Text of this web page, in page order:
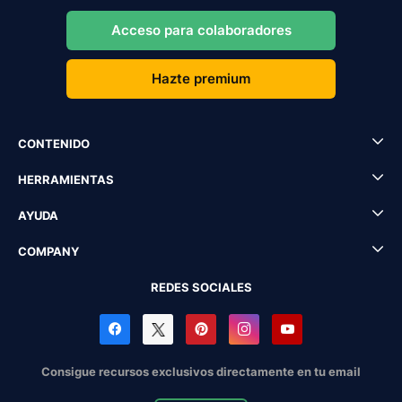
Acceso para colaboradores
Hazte premium
CONTENIDO
HERRAMIENTAS
AYUDA
COMPANY
REDES SOCIALES
Consigue recursos exclusivos directamente en tu email